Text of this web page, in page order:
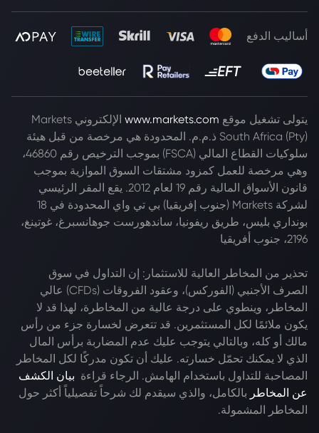
أساليب الدفع
يتولى تشغيل موقع www.markets.com
الإلكتروني Markets
South Africa (Pty) ذ.م.م. المحدودة هي مرخصة من قبل هيئة
سلوكيات القطاع المالي (FSCA) بموجب الترخيص رقم 46860،
وهي مرخصة للعمل كمزود مشتقات السوق الموازية بموجب
قانون الأسواق المالية رقم 19 لعام 2012. يقع المقر الرئيسي
لشركة Markets (جنوب إفريقيا) بي تي واي المحدودة في 18
بونداري بليس، طريق ريفونيا، ساندهورست جوهانسبرغ، غوتينغ،
2196، جنوب أفريقيا
تحذير من المخاطر العالية للاستثمار: إن التداول في سوق
الصرف الأجنبي (الفوركس)، وعقود الفروقات (CFDs) عالي
المخاطر، وينطوي على درجة عالية من المخاطرة، لهذا قد لا
يكون ملائمًا لكل المستثمرين. قد تتعرض لخسارة جزء من رأس
مالك أو كله، وبالتالي يتوجب عليك عدم المضاربة برأس المال
الذي لا يمكنك تحمّل خسارته. عليك أن تكون مدركًا لكل المخاطر
المصاحبة للتداول باستخدام الهامش. الرجاء قراءة بيان الكشف
عن المخاطر بالكامل، والذي سيقدم لك شرحاً تفصيلياً أكثر حول
المخاطر المشمولة.